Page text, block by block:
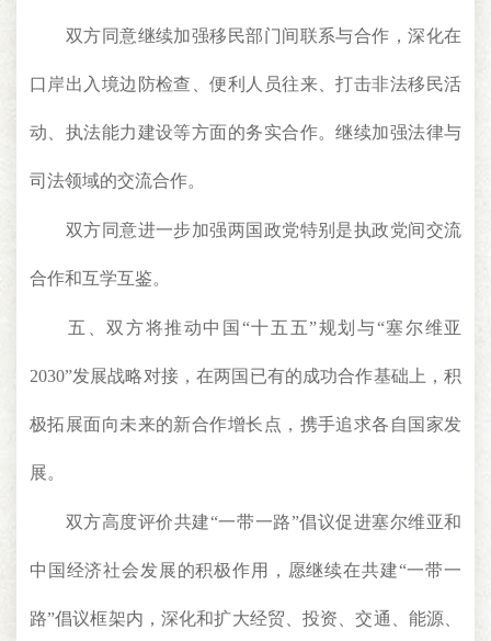
双方同意继续加强移民部门间联系与合作，深化在
口岸出入境边防检查、便利人员往来、打击非法移民活
动、执法能力建设等方面的务实合作。继续加强法律与
司法领域的交流合作。
双方同意进一步加强两国政党特别是执政党间交流
合作和互学互鉴。
五、双方将推动中国“十五五”规划与“塞尔维亚
2030”发展战略对接，在两国已有的成功合作基础上，积
极拓展面向未来的新合作增长点，携手追求各自国家发
展。
双方高度评价共建“一带一路”倡议促进塞尔维亚和
中国经济社会发展的积极作用，愿继续在共建“一带一
路”倡议框架内，深化和扩大经贸、投资、交通、能源、